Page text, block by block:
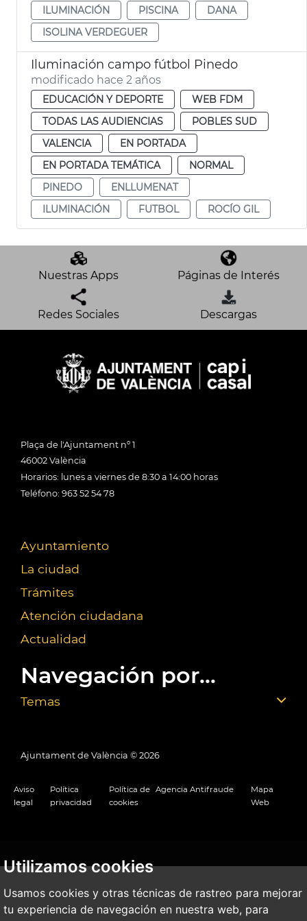
Utilizamos cookies
Usamos cookies y otras técnicas de rastreo para mejorar
tu experiencia de navegación en nuestra web, para
ILUMINACIÓN
PISCINA
DANA
ISOLINA VERDEGUER
Iluminación campo fútbol Pinedo
modificado hace 2 años
EDUCACIÓN Y DEPORTE
WEB FDM
TODAS LAS AUDIENCIAS
POBLES SUD
VALENCIA
EN PORTADA
EN PORTADA TEMÁTICA
NORMAL
PINEDO
ENLLUMENAT
ILUMINACIÓN
FUTBOL ROCÍO GIL
Nuestras Apps Páginas de Interés
Redes Sociales Descargas
Plaça de l'Ajuntament nº 1
46002 València
Horarios: lunes a viernes de 8:30 a 14:00 horas
Teléfono: 963 52 54 78
Ayuntamiento
La ciudad
Trámites
Atención ciudadana
Actualidad
Navegación por...
Temas
Ajuntament de València © 2026
Aviso
legal
Política
privacidad
Política de
cookies
Agencia Antifraude
Mapa
Web